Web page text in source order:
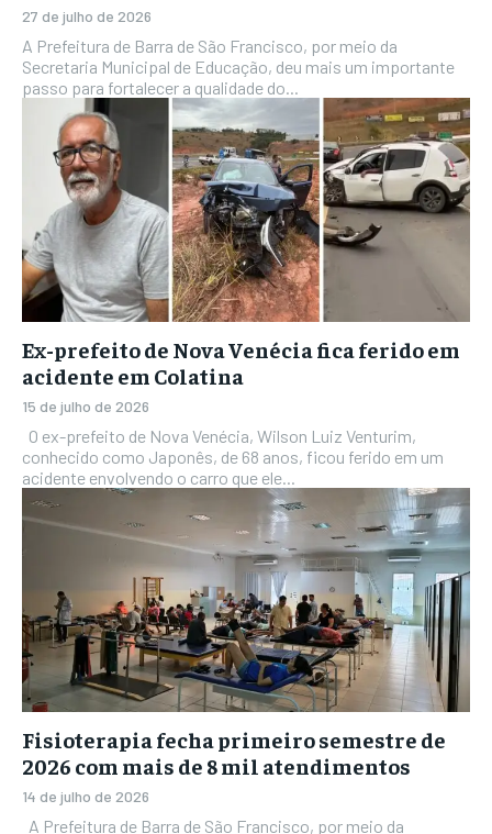
27 de julho de 2026
A Prefeitura de Barra de São Francisco, por meio da
Secretaria Municipal de Educação, deu mais um importante
passo para fortalecer a qualidade do...
Ex-prefeito de Nova Venécia fica ferido em
acidente em Colatina
15 de julho de 2026
conhecido como Japonês, de 68 anos, ficou ferido em um
acidente envolvendo o carro que ele...
Fisioterapia fecha primeiro semestre de
2026 com mais de 8 mil atendimentos
14 de julho de 2026